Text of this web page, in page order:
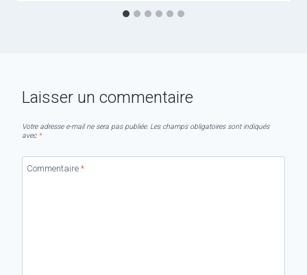
Laisser un commentaire
Votre adresse e-mail ne sera pas publiée. Les champs obligatoires sont indiqués
avec *
Commentaire *